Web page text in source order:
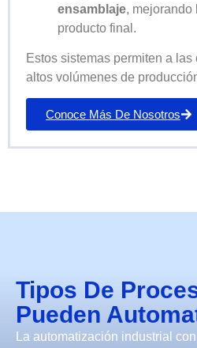
ensamblaje, mejorando
producto final.
Estos sistemas permiten a
altos volúmenes de
Conoce Más De Nosotros
Tipos De
Pueden
La automatización industrial